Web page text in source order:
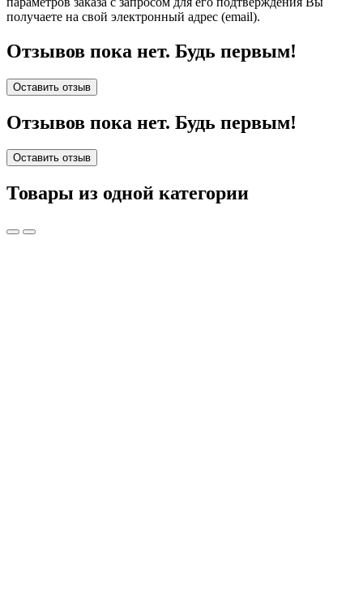
получаете на свой электронный адрес (email).
Отзывов пока нет. Будь первым!
Оставить отзыв
Отзывов пока нет. Будь первым!
Оставить отзыв
Товары из одной категории